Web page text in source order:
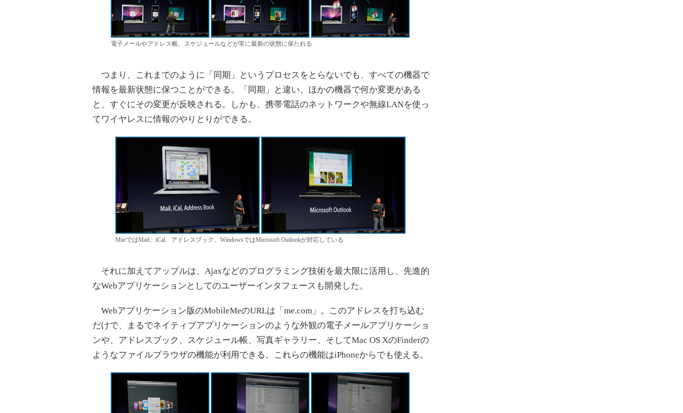
電子メールやアドレス帳、スケジュールなどが常に最新の状態に保たれる
つまり、これまでのように「同期」というプロセスをとらないでも、すべての機器で
情報を最新状態に保つことができる。「同期」と違い、ほかの機器で何か変更がある
と、すぐにその変更が反映される。しかも、携帯電話のネットワークや無線LANを使っ
てワイヤレスに情報のやりとりができる。
MacではMail、iCal、アドレスブック、WindowsではMicrosoft Outlookが対応している
それに加えてアップルは、Ajaxなどのプログラミング技術を最大限に活用し、先進的
なWebアプリケーションとしてのユーザーインタフェースも開発した。
Webアプリケーション版のMobileMeのURLは「me.com」。このアドレスを打ち込む
だけで、まるでネイティブアプリケーションのような外観の電子メールアプリケーショ
ンや、アドレスブック、スケジュール帳、写真ギャラリー、そしてMac OS XのFinderの
ようなファイルブラウザの機能が利用できる。これらの機能はiPhoneからでも使える。